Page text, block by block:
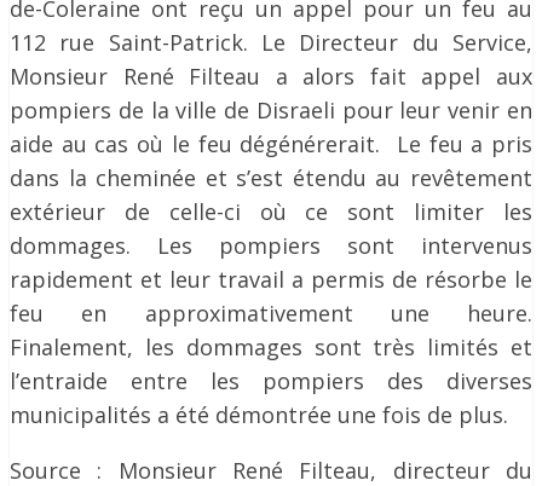
de-Coleraine ont reçu un appel pour un feu au
112 rue Saint-Patrick. Le Directeur du Service,
Monsieur René Filteau a alors fait appel aux
pompiers de la ville de Disraeli pour leur venir en
aide au cas où le feu dégénérerait. Le feu a pris
dans la cheminée et s’est étendu au revêtement
extérieur de celle-ci où ce sont limiter les
dommages. Les pompiers sont intervenus
rapidement et leur travail a permis de résorbe le
feu en approximativement une heure.
Finalement, les dommages sont très limités et
l’entraide entre les pompiers des diverses
municipalités a été démontrée une fois de plus.
Source : Monsieur René Filteau, directeur du